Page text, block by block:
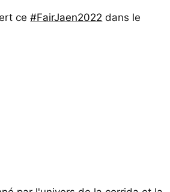
ce#FairJaen2022 dans le